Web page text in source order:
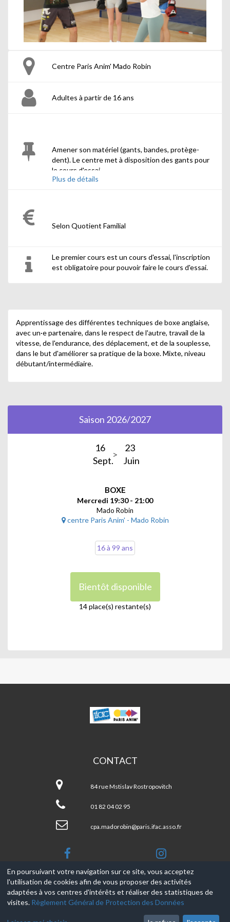
Centre Paris Anim' Mado Robin
Adultes à partir de 16 ans
Amener son matériel (gants, bandes, protège-
dent). Le centre met à disposition des gants pour
le cours d'essai.
Plus de détails
Selon Quotient Familial
Le premier cours est un cours d'essai, l'inscription
est obligatoire pour pouvoir faire le cours d'essai.
Apprentissage des différentes techniques de boxe anglaise,
avec un·e partenaire, dans le respect de l'autre, travail de la
vitesse, de l'endurance, des déplacement, et de la souplesse,
dans le but d'améliorer sa pratique de la boxe. Mixte, niveau
débutant/intermédiaire.
Saison 2026/2027
16
Sept.
23
Juin
BOXE
Mercredi 19:30 - 21:00
Mado Robin
centre Paris Anim' - Mado Robin
16 à 99 ans
Bientôt disponible
14 place(s) restante(s)
MADO
ROBIN
CONTACT
ROBIN
84 rue Mstislav Rostropovitch
01 82 04 02 95
cpa.madorobin@paris.ifac.asso.fr
© 2017-2026, Ce site est propulsé par Aniapps.fr
CGV
En poursuivant votre navigation sur ce site, vous acceptez
l'utilisation de cookies afin de vous proposer des activités
adaptées à vos centres d'intérêts et réaliser des statistiques de
visites. Règlement Général de Protection des Données